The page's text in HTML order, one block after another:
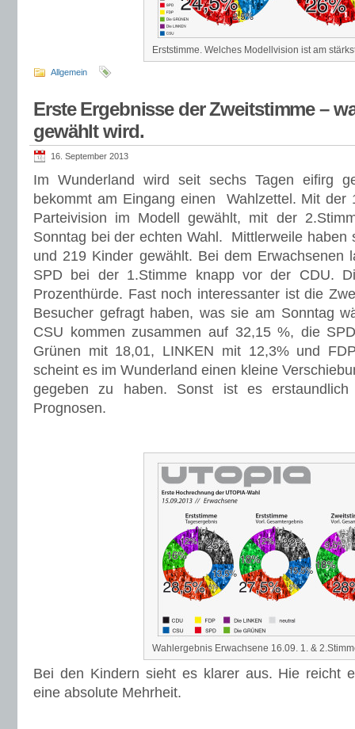
Erststimme. Welches Modellvision ist am
Allgemein
Erste Ergebnisse der Zweitstimme –
gewählt wird.
16. September 2013
Im Wunderland wird seit sechs Tagen eifirg
bekommt am Eingang einen Wahlzettel. Mit der
Parteivision im Modell gewählt, mit der
Sonntag bei der echten Wahl. Mittlerweile haben
und 219 Kinder gewählt. Bei dem Erwachsenen
SPD bei der 1.Stimme knapp vor der CDU.
Prozenthürde. Fast noch interessanter ist die
Besucher gefragt haben, was sie am Sonntag
CSU kommen zusammen auf 32,15 %, die
Grünen mit 18,01, LINKEN mit 12,3% und
scheint es im Wunderland einen kleine
gegeben zu haben. Sonst ist es
Prognosen.
Wahlergebnis Erwachsene 16.09. 1. &
Bei den Kindern sieht es klarer aus. Hie reicht
eine absolute Mehrheit.